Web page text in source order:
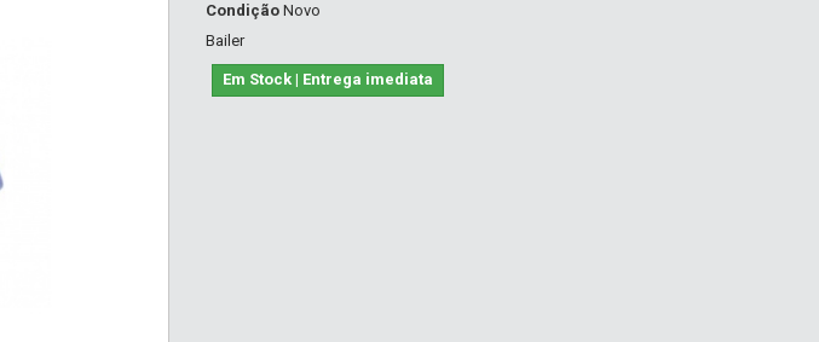
Condição Novo
Bailer
Em Stock | Entrega imediata